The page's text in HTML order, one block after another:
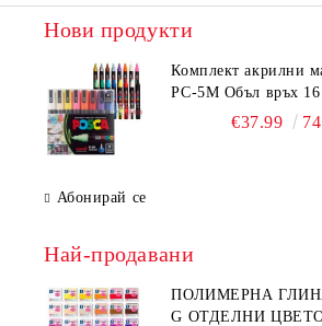
Нови продукти
Комплeкт акрилни
PC-5M Объл връх
€37.99
Абонирай се
Най-продавани
ПОЛИМЕРНА
G ОТДЕЛНИ